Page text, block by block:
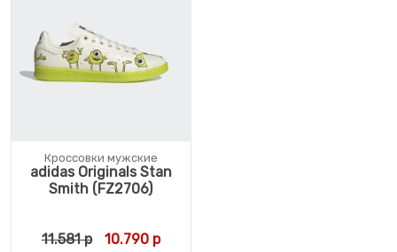
Кроссовки мужские
adidas Originals Stan
Smith (FZ2706)
11.581р Первоначальная цена составляла 11.581 р.
10.790рТекущая цена: 10.790 р.